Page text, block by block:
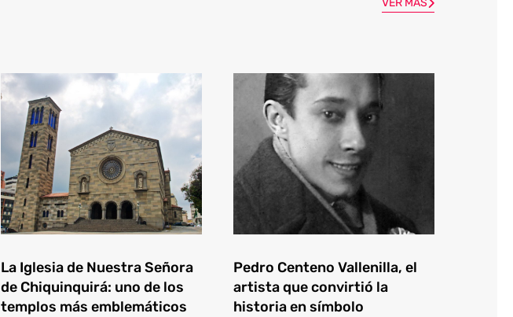
VER MÁS
La Iglesia de Nuestra Señora
de Chiquinquirá: uno de los
templos más emblemáticos
Pedro Centeno Vallenilla, el
artista que convirtió la
historia en símbolo